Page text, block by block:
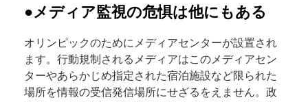
●メディア監視の危惧は他にもある
オリンピックのためにメディアセンターが設置され
ます。行動規制されるメディアはこのメディアセン
ターやあらかじめ指定された宿泊施設など限られた
場所を情報の受信発信場所にせざるをえません。政